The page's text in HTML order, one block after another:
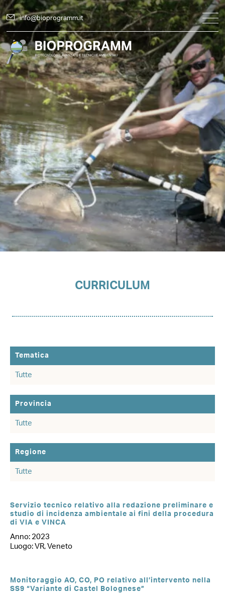
info@bioprogramm.it
CURRICULUM
Tematica
Provincia
Regione
Servizio tecnico relativo alla redazione preliminare e
studio di incidenza ambientale ai fini della procedura
di VIA e VINCA
Anno: 2023
Luogo: VR, Veneto
Monitoraggio AO, CO, PO relativo all’intervento nella
SS9 “Variante di Castel Bolognese”